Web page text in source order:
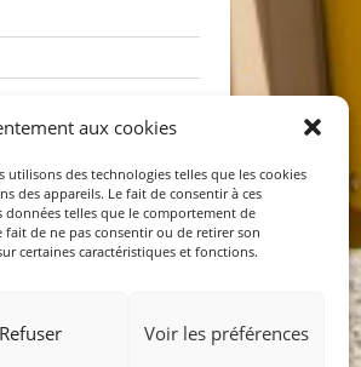
aux cookies
utilisons des technologies telles que les cookies
des appareils. Le fait de consentir à ces
telles que le comportement de
de ne pas consentir ou de retirer son
certaines caractéristiques et fonctions.
Refuser Voir les préférences